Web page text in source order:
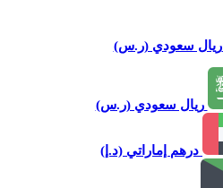
ريال سعودي (ر.س)
ريال سعودي (ر.س)
درهم إماراتي (د.إ)